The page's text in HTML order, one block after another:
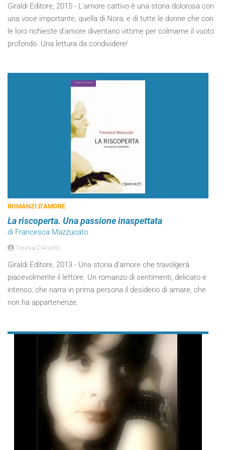
Giraldi Editore, 2015 - L’amore cattivo è una storia dolorosa con
una voce importante, quella di Nora, e di tutte le donne che con
le loro richieste d’amore diventano vittime per colmarne il vuoto
profondo. Una lettura da condividere!
ROMANZI D’AMORE
La riscoperta. Una passione inaspettata
di Francesca Mazzucato
Teresa D'Aniello
Giraldi Editore, 2013 - Una storia d’amore che travolgerà
piacevolmente il lettore. Un romanzo di sentimenti, delicato e
intenso, che narra in prima persona il desiderio di amare, che
non ha appartenenze.